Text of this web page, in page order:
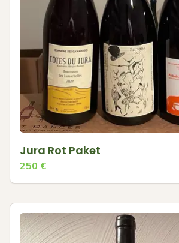
Jura Rot Paket
250 €